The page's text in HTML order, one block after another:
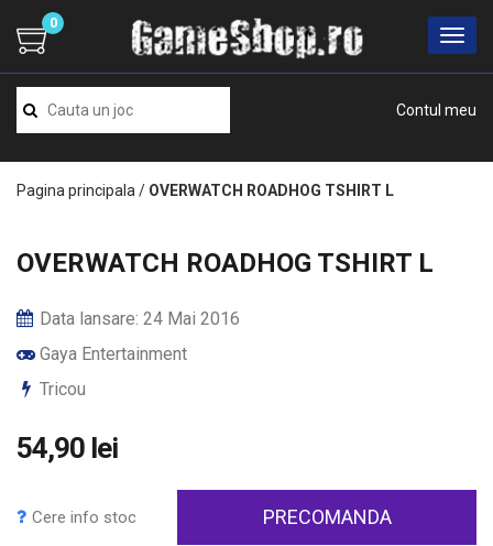
Contul meu
0
Pagina principala / OVERWATCH ROADHOG TSHIRT L
OVERWATCH ROADHOG TSHIRT L
Data lansare: 24 Mai 2016
Gaya Entertainment
Tricou
54,90 lei
Cere info stoc PRECOMANDA